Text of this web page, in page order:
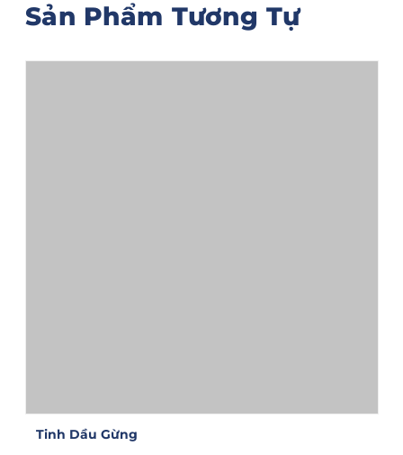
Sản Phẩm Tương Tự
Tinh Dầu Gừng